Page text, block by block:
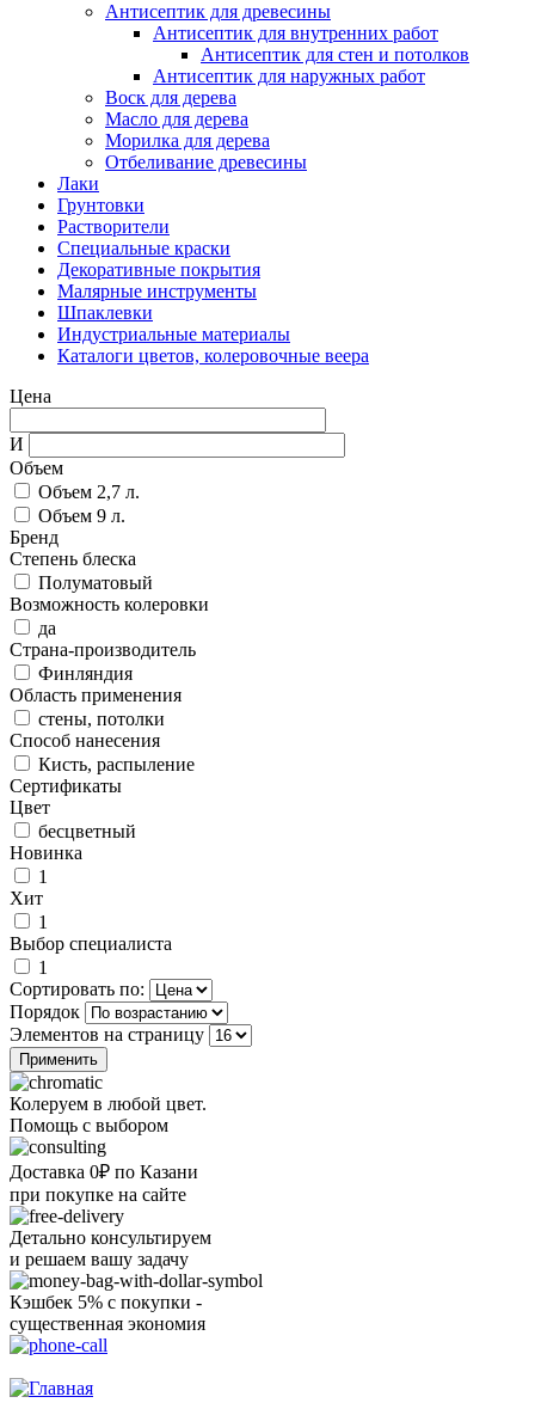
Антисептик для древесины
Антисептик для внутренних работ
Антисептик для стен и потолков
Антисептик для наружных работ
Воск для дерева
Масло для дерева
Морилка для дерева
Отбеливание древесины
Лаки
Грунтовки
Растворители
Специальные краски
Декоративные покрытия
Малярные инструменты
Шпаклевки
Индустриальные материалы
Каталоги цветов, колеровочные веера
Цена
И
Объем
Объем 2,7 л.
Объем 9 л.
Бренд
Степень блеска
Полуматовый
Возможность колеровки
да
Страна-производитель
Финляндия
Область применения
стены, потолки
Способ нанесения
Кисть, распыление
Сертификаты
Цвет
бесцветный
Новинка
1
Хит
1
Выбор специалиста
1
Сортировать по:
Порядок
Элементов на страницу
Колеруем в любой цвет.
Помощь с выбором
Доставка 0₽ по Казани
при покупке на сайте
Детально консультируем
и решаем вашу задачу
Кэшбек 5% с покупки -
существенная экономия